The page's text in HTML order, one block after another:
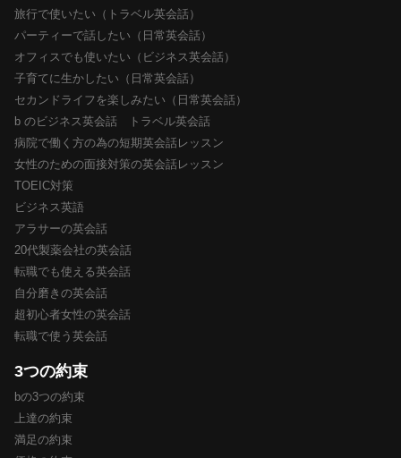
旅行で使いたい（トラベル英会話）
パーティーで話したい（日常英会話）
オフィスでも使いたい（ビジネス英会話）
子育てに生かしたい（日常英会話）
セカンドライフを楽しみたい（日常英会話）
b のビジネス英会話 トラベル英会話
病院で働く方の為の短期英会話レッスン
女性のための面接対策の英会話レッスン
TOEIC対策
ビジネス英語
アラサーの英会話
20代製薬会社の英会話
転職でも使える英会話
自分磨きの英会話
超初心者女性の英会話
転職で使う英会話
3つの約束
bの3つの約束
上達の約束
満足の約束